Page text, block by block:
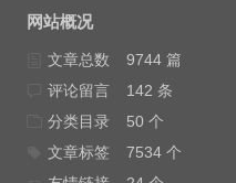
网站概况
文章总数
9744 篇
评论留言
142 条
分类目录
50 个
文章标签
7534 个